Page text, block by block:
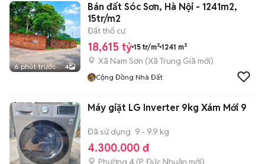
6 phút trước 4
Bán đất Sóc Sơn, Hà Nội - 1241m2,
15tr/m2
Đất thổ cư
18,615 tỷ 15 tr/m² 1241 m²
Xã Nam Sơn (Xã Trung Giã mới)
Cộng Đồng Nhà Đất
Máy giặt LG Inverter 9kg Xám Mới 9
Đã sử dụng 9 - 9.9 kg
4.300.000 đ
Phường 4 (P. Đức Nhuận mới)